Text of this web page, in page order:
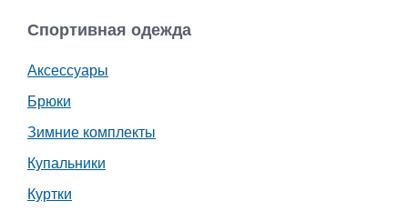
Каталог
Работа
Объявления
Спортивная одежда
Аксессуары
Брюки
Зимние комплекты
Купальники
Куртки